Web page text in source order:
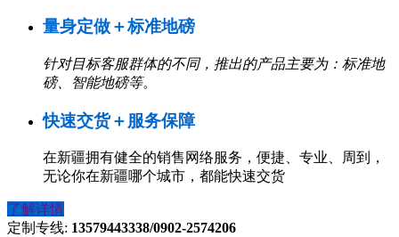
量身定做＋标准地磅
针对目标客服群体的不同，推出的产品主要为：标准地
磅、智能地磅等。
快速交货＋服务保障
在新疆拥有健全的销售网络服务，便捷、专业、周到，
无论你在新疆哪个城市，都能快速交货
了解详情
定制专线: 13579443338/0902-2574206